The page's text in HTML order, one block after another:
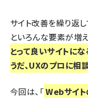
サイト改善を繰り返
といろんな要素が増え
とって良いサイトに
うだ、UXのプロに相
今回は、「Webサイト